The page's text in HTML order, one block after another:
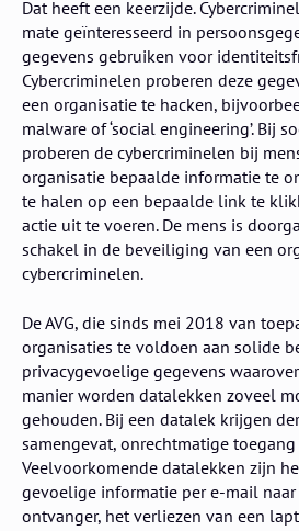
Dat heeft een keerzijde.
mate geïnteresseerd in
gegevens gebruiken voor
Cybercriminelen proberen deze
een organisatie te hacken,
malware of ‘social engineering’. Bij
proberen de cybercriminelen bij
organisatie bepaalde informatie te
te halen op een bepaalde link te
actie uit te voeren. De mens is
schakel in de beveiliging van een
cybercriminelen.
De AVG, die sinds mei 2018 van
organisaties te voldoen aan solide
privacygevoelige gegevens
manier worden datalekken zoveel
gehouden. Bij een datalek krijgen
samengevat, onrechtmatige
Veelvoorkomende datalekken zijn
gevoelige informatie per e-mail naar
ontvanger, het verliezen van een